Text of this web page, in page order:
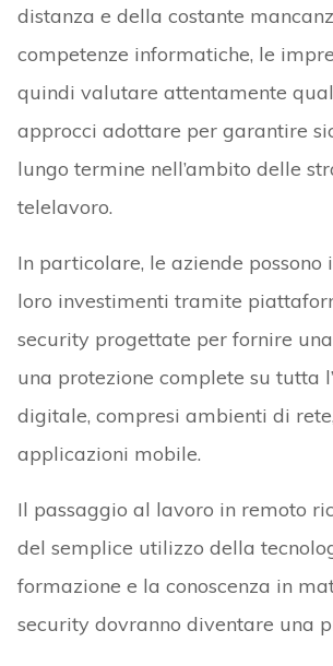
distanza e della costante
competenze informatiche, le
quindi valutare attentamente
approcci adottare per garantire
lungo termine nell’ambito delle
telelavoro.
In particolare, le aziende possono
loro investimenti tramite
security progettate per fornire
una protezione complete su tutta
digitale, compresi ambienti di
applicazioni mobile.
Il passaggio al lavoro in remoto
del semplice utilizzo della
formazione e la conoscenza in
security dovranno diventare una